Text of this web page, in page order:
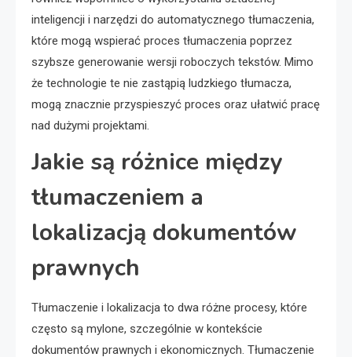
inteligencji i narzędzi do automatycznego tłumaczenia,
które mogą wspierać proces tłumaczenia poprzez
szybsze generowanie wersji roboczych tekstów. Mimo
że technologie te nie zastąpią ludzkiego tłumacza,
mogą znacznie przyspieszyć proces oraz ułatwić pracę
nad dużymi projektami.
Jakie są różnice między
tłumaczeniem a
lokalizacją dokumentów
prawnych
Tłumaczenie i lokalizacja to dwa różne procesy, które
często są mylone, szczególnie w kontekście
dokumentów prawnych i ekonomicznych. Tłumaczenie